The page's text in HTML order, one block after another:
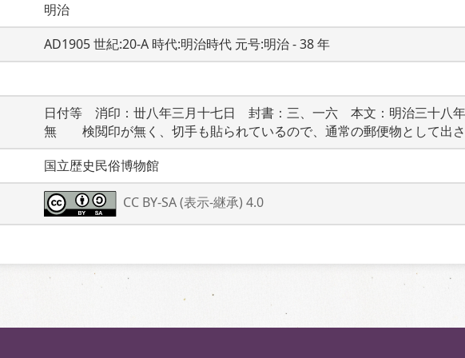
明治
AD1905 世紀:20-A 時代:明治時代 元号:明治 - 38 年
日付等　消印：丗八年三月十七日　封書：三、一六　本文：明治三十八
無　　検閲印が無く、切手も貼られているので、通常の郵便物として出
国立歴史民俗博物館
CC BY-SA (表示-継承) 4.0